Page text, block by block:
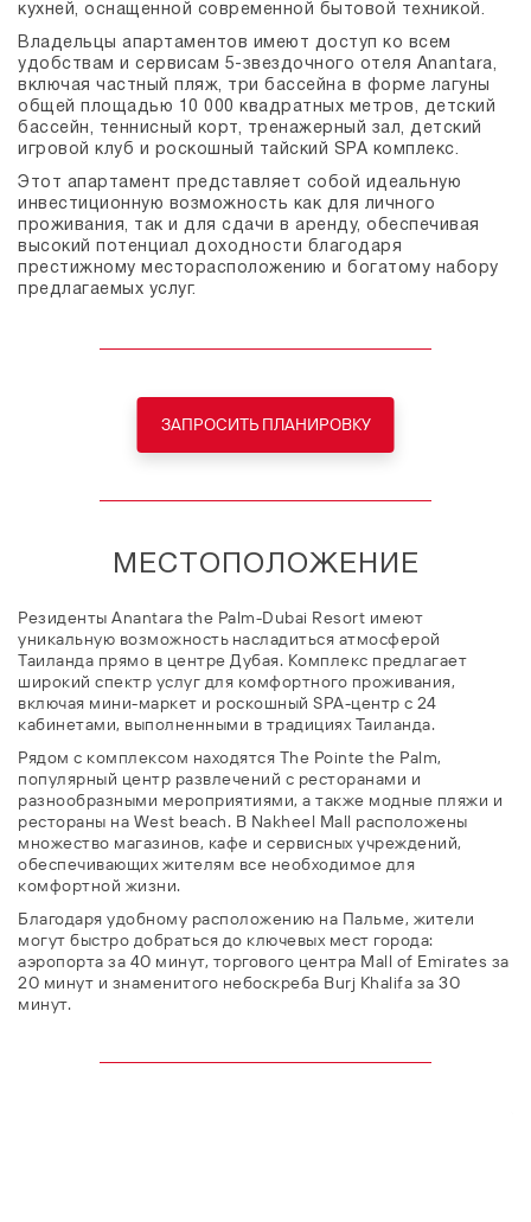
кухней, оснащенной современной бытовой техникой.
Владельцы апартаментов имеют доступ ко всем
удобствам и сервисам 5-звездочного отеля Anantara,
включая частный пляж, три бассейна в форме лагуны
общей площадью 10 000 квадратных метров, детский
бассейн, теннисный корт, тренажерный зал, детский
игровой клуб и роскошный тайский SPA комплекс.
Этот апартамент представляет собой идеальную
инвестиционную возможность как для личного
проживания, так и для сдачи в аренду, обеспечивая
высокий потенциал доходности благодаря
престижному месторасположению и богатому набору
предлагаемых услуг.
ЗАПРОСИТЬ ПЛАНИРОВКУ
МЕСТОПОЛОЖЕНИЕ
Резиденты Anantara the Palm-Dubai Resort имеют
уникальную возможность насладиться атмосферой
Таиланда прямо в центре Дубая. Комплекс предлагает
широкий спектр услуг для комфортного проживания,
включая мини-маркет и роскошный SPA-центр с 24
кабинетами, выполненными в традициях Таиланда.
Рядом с комплексом находятся The Pointe the Palm,
популярный центр развлечений с ресторанами и
разнообразными мероприятиями, а также модные пляжи и
рестораны на West beach. В Nakheel Mall расположены
множество магазинов, кафе и сервисных учреждений,
обеспечивающих жителям все необходимое для
комфортной жизни.
Благодаря удобному расположению на Пальме, жители
могут быстро добраться до ключевых мест города:
аэропорта за 40 минут, торгового центра Mall of Emirates за
20 минут и знаменитого небоскреба Burj Khalifa за 30
минут.